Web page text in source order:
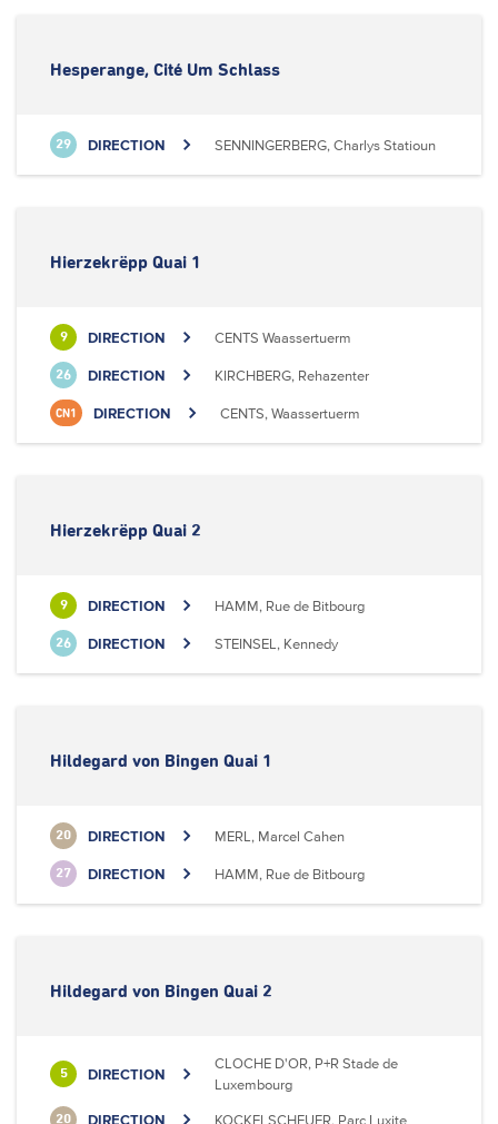
Hesperange, Cité Um Schlass
29 DIRECTION SENNINGERBERG, Charlys Statioun
Hierzekrëpp Quai 1
9 DIRECTION CENTS Waassertuerm
26 DIRECTION KIRCHBERG, Rehazenter
CN1 DIRECTION CENTS, Waassertuerm
Hierzekrëpp Quai 2
9 DIRECTION HAMM, Rue de Bitbourg
26 DIRECTION STEINSEL, Kennedy
Hildegard von Bingen Quai 1
20 DIRECTION MERL, Marcel Cahen
27 DIRECTION HAMM, Rue de Bitbourg
Hildegard von Bingen Quai 2
5 DIRECTION
CLOCHE D'OR, P+R Stade de
Luxembourg
20 DIRECTION KOCKELSCHEUER, Parc Luxite